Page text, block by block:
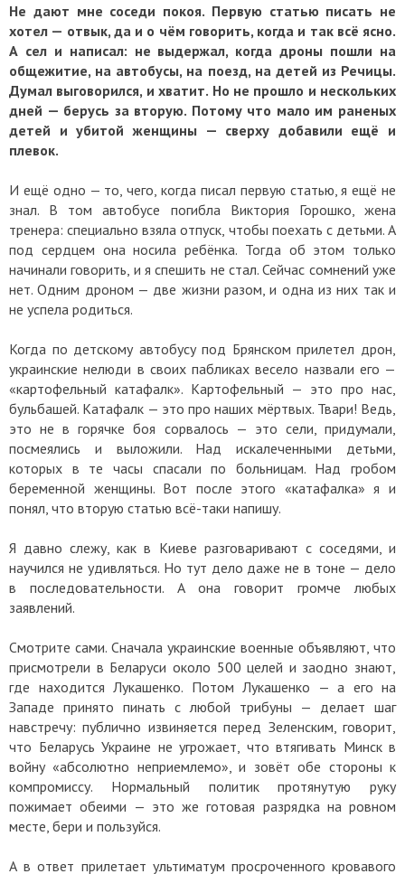
Не дают мне соседи покоя. Первую статью писать не
хотел — отвык, да и о чём говорить, когда и так всё ясно.
А сел и написал: не выдержал, когда дроны пошли на
общежитие, на автобусы, на поезд, на детей из Речицы.
Думал выговорился, и хватит. Но не прошло и нескольких
дней — берусь за вторую. Потому что мало им раненых
детей и убитой женщины — сверху добавили ещё и
плевок.
И ещё одно — то, чего, когда писал первую статью, я ещё не
знал. В том автобусе погибла Виктория Горошко, жена
тренера: специально взяла отпуск, чтобы поехать с детьми. А
под сердцем она носила ребёнка. Тогда об этом только
начинали говорить, и я спешить не стал. Сейчас сомнений уже
нет. Одним дроном — две жизни разом, и одна из них так и
не успела родиться.
Когда по детскому автобусу под Брянском прилетел дрон,
украинские нелюди в своих пабликах весело назвали его —
«картофельный катафалк». Картофельный — это про нас,
бульбашей. Катафалк — это про наших мёртвых. Твари! Ведь,
это не в горячке боя сорвалось — это сели, придумали,
посмеялись и выложили. Над искалеченными детьми,
которых в те часы спасали по больницам. Над гробом
беременной женщины. Вот после этого «катафалка» я и
понял, что вторую статью всё-таки напишу.
Я давно слежу, как в Киеве разговаривают с соседями, и
научился не удивляться. Но тут дело даже не в тоне — дело
в последовательности. А она говорит громче любых
заявлений.
Смотрите сами. Сначала украинские военные объявляют, что
присмотрели в Беларуси около 500 целей и заодно знают,
где находится Лукашенко. Потом Лукашенко — а его на
Западе принято пинать с любой трибуны — делает шаг
навстречу: публично извиняется перед Зеленским, говорит,
что Беларусь Украине не угрожает, что втягивать Минск в
войну «абсолютно неприемлемо», и зовёт обе стороны к
компромиссу. Нормальный политик протянутую руку
пожимает обеими — это же готовая разрядка на ровном
месте, бери и пользуйся.
А в ответ прилетает ультиматум просроченного кровавого